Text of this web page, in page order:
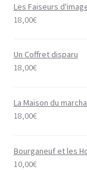
Les Faiseurs
18,00€
Un Coffret disparu
18,00€
La Maison du
18,00€
Bourganeuf et les
10,00€